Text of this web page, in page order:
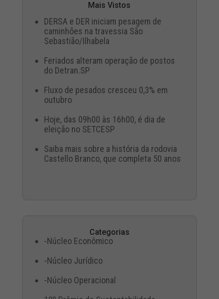
Mais Vistos
DERSA e DER iniciam pesagem de
caminhões na travessia São
Sebastião/Ilhabela
Feriados alteram operação de postos
do Detran.SP
Fluxo de pesados cresceu 0,3% em
outubro
Hoje, das 09h00 às 16h00, é dia de
eleição no SETCESP
Saiba mais sobre a história da rodovia
Castello Branco, que completa 50 anos
Categorias
-Núcleo Econômico
-Núcleo Jurídico
-Núcleo Operacional